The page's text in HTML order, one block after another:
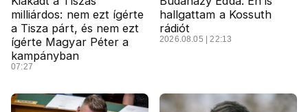
milliárdos: nem ezt ígérte
a Tisza párt, és nem ezt
ígérte Magyar Péter a
kampányban
07:27
hallgattam a Kossuth
rádiót
2026.08.05 | 22:13